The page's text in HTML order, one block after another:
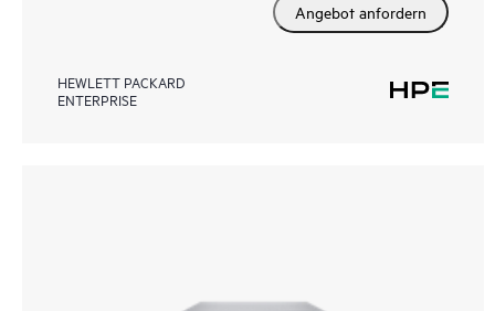
Angebot anfordern
HEWLETT PACKARD
ENTERPRISE